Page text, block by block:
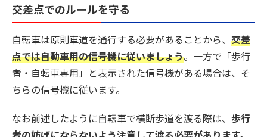
交差点でのルールを守る
自転車は原則車道を通行する必要があることから、 交差
点では自動車用の信号機に従いましょう。一方で「歩行
者・自転車専用」と表示された信号機がある場合は、そ
ちらの信号機に従います。
なお前述したように自転車で横断歩道を渡る際は、 歩行